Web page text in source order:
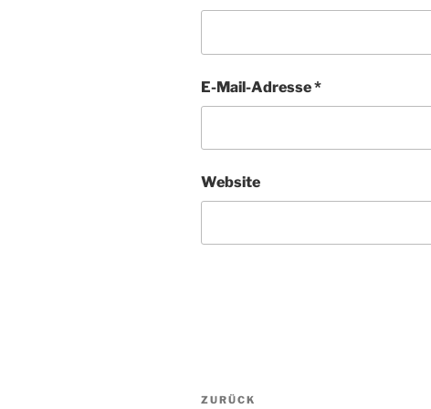
E-Mail-Adresse*
Website
Beitragsnavigation
Vorheriger
ZURÜCK